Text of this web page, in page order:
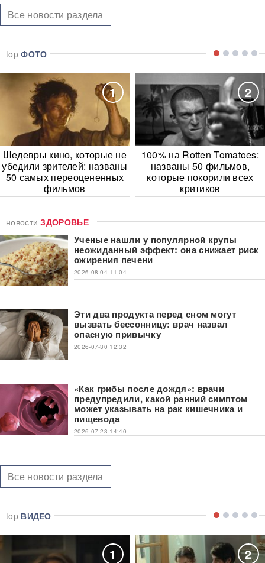
Все новости раздела
topФОТО
1
Шедевры кино, которые не
убедили зрителей: названы
50 самых переоцененных
фильмов
2
100% на Rotten Tomatoes:
названы 50 фильмов,
которые покорили всех
критиков
новостиЗДОРОВЬЕ
Ученые нашли у популярной крупы
неожиданный эффект: она снижает риск
ожирения печени
2026-08-04 11:04
Эти два продукта перед сном могут
вызвать бессонницу: врач назвал
опасную привычку
2026-07-30 12:32
«Как грибы после дождя»: врачи
предупредили, какой ранний симптом
может указывать на рак кишечника и
пищевода
2026-07-23 14:40
Все новости раздела
top ВИДЕО
1 2